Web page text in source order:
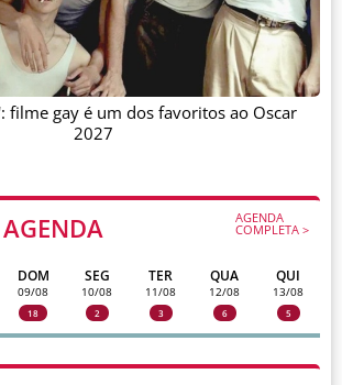
AGENDA AGENDA
COMPLETA >
DOM
09/08
18
SEG
10/08
2
TER
11/08
3
QUA
12/08
6
QUI
13/08
5
filme gay é um dos favoritos ao Oscar
2027